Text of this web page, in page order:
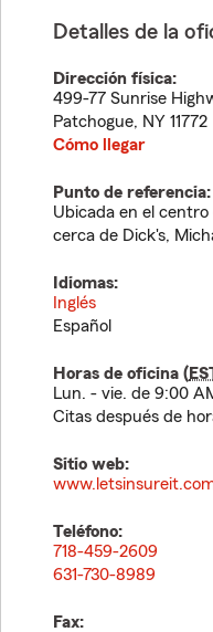
Detalles de la
Dirección física:
499-77 Sunrise
Patchogue, NY 11772
Cómo llegar
Punto de referencia:
Ubicada en el
cerca de Dick's,
Idiomas:
Inglés
Español
Horas de oficina (
Lun. - vie. de 9:00
Citas después de
Sitio web:
Teléfono:
718-459-2609
631-730-8989
Fax: